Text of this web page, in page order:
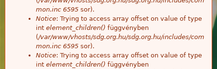
mon.inc 6595 sor).
Notice: Trying to access array offset on value of type
int element_children() függvényben
(/var/www/vhosts/sdg.org.hu/sdg.org.hu/includes/com
mon.inc 6595 sor).
Notice: Trying to access array offset on value of type
int element_children() függvényben